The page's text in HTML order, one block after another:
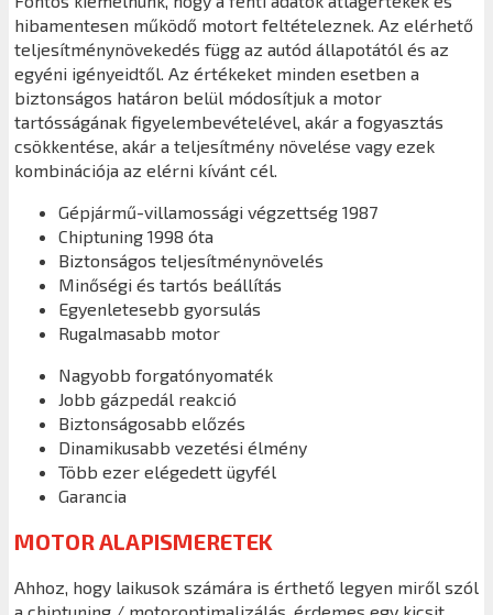
hibamentesen működő motort feltételeznek. Az elérhető
teljesítménynövekedés függ az autód állapotától és az
egyéni igényeidtől. Az értékeket minden esetben a
biztonságos határon belül módosítjuk a motor
tartósságának figyelembevételével, akár a fogyasztás
csökkentése, akár a teljesítmény növelése vagy ezek
kombinációja az elérni kívánt cél.
Gépjármű-villamossági végzettség 1987
Chiptuning 1998 óta
Biztonságos teljesítménynövelés
Minőségi és tartós beállítás
Egyenletesebb gyorsulás
Rugalmasabb motor
Nagyobb forgatónyomaték
Jobb gázpedál reakció
Biztonságosabb előzés
Dinamikusabb vezetési élmény
Több ezer elégedett ügyfél
Garancia
MOTOR ALAPISMERETEK
Ahhoz, hogy laikusok számára is érthető legyen miről szól
a chiptuning / motoroptimalizálás, érdemes egy kicsit